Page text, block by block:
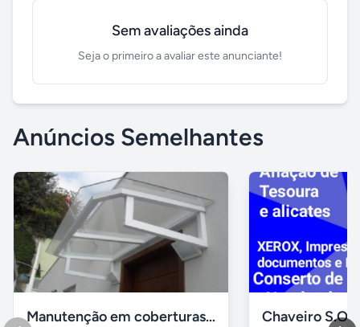
Sem avaliações ainda
Seja o primeiro a avaliar este anunciante!
Anúncios Semelhantes
Manutenção em coberturas de vidro e policarbonato